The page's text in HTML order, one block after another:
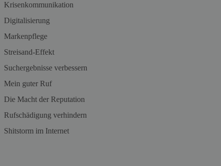
Krisenkommunikation
Digitalisierung
Markenpflege
Streisand-Effekt
Suchergebnisse verbessern
Mein guter Ruf
Die Macht der Reputation
Rufschädigung verhindern
Shitstorm im Internet